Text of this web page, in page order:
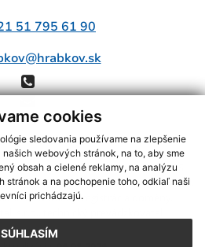
cookies
sledovania používame na zlepšenie
webových stránok, na to, aby sme
obsah a cielené reklamy, na analýzu
stránok a na pochopenie toho, odkiaľ naši
prichádzajú.
SÚHLASÍM
51 795 61 90
aktuálnych informácií s využitím RSS
ECHELON 2,Mapa stránok,web portál
s.r.o.,domény,registrácia domény